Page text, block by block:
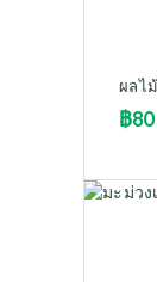
ผลไม้
฿